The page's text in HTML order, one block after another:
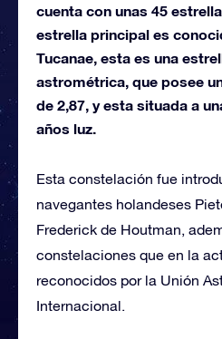
cuenta con unas 45
estrella principal es
Tucanae, esta es una
astrométrica, que posee
de 2,87, y esta situada a
años luz.
Esta constelación fue
navegantes holandeses
Frederick de Houtman,
constelaciones que en la
reconocidos por la Unión
Internacional.